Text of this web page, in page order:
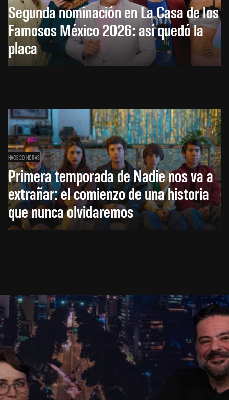
Segunda nominación en La Casa de los
Famosos México 2026: así quedó la
placa
HACE 20 HORAS
Primera temporada de Nadie nos va a
extrañar: el comienzo de una historia
que nunca olvidaremos